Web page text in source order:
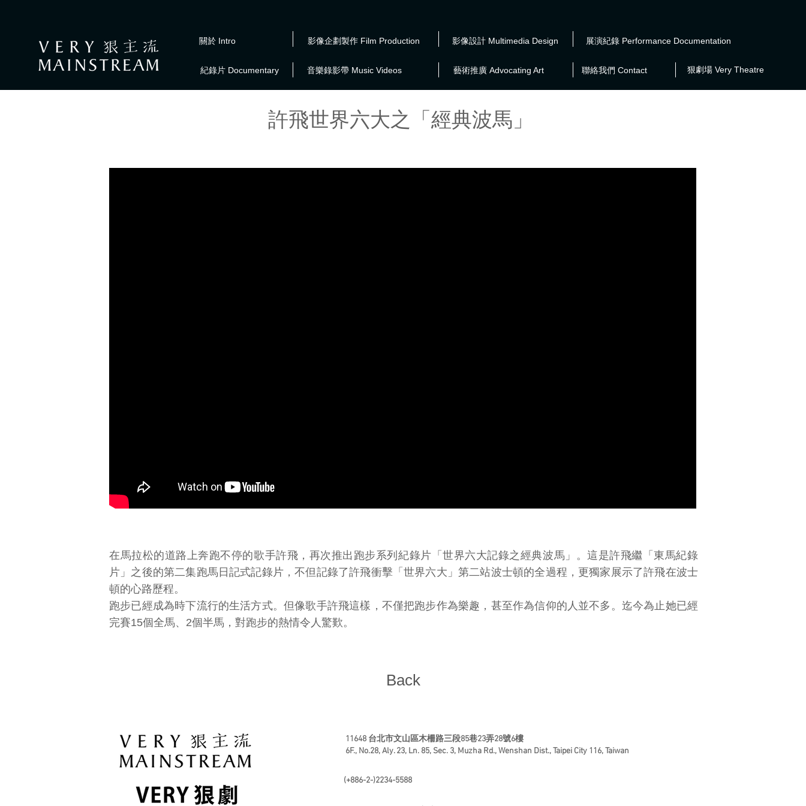
關於 Intro
紀錄片 Documentary
影像企劃製作 Film Production
音樂錄影帶 Music Videos
影像設計 Multimedia Design
藝術推廣 Advocating Art
展演紀錄 Performance Documentation
聯絡我們 Contact 狠劇場 Very Theatre
許飛世界六大之「經典波馬」
在馬拉松的道路上奔跑不停的歌手許飛，再次推出跑步系列紀錄片「世界六大記錄之經典波馬」。這是許飛繼「東馬紀錄
片」之後的第二集跑馬日記式記錄片，不但記錄了許飛衝擊「世界六大」第二站波士頓的全過程，更獨家展示了許飛在波士
頓的心路歷程。
跑步已經成為時下流行的生活方式。但像歌手許飛這樣，不僅把跑步作為樂趣，甚至作為信仰的人並不多。迄今為止她已經
完賽15個全馬、2個半馬，對跑步的熱情令人驚歎。
Back
11648 台北市文山區木柵路三段85巷23弄28號6樓
6F., No.28, Aly. 23, Ln. 85, Sec. 3, Muzha Rd., Wenshan Dist., Taipei City 116, Taiwan
(+886-2-)2234-5588